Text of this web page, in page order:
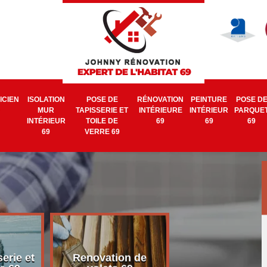
ISOLATION
MUR
INTÉRIEUR
69
POSE DE
TAPISSERIE ET
TOILE DE
VERRE 69
RÉNOVATION
INTÉRIEURE
69
PEINTURE
INTÉRIEUR
69
POSE DE
69
et
Renovation de